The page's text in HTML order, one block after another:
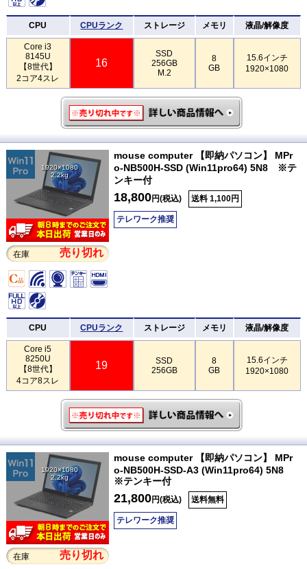
CPU CPUランク ストレージ メモリ 液晶/解像度
Core i3
8145U
【8世代】
2コア4スレ
16
SSD
256GB
M.2
8
GB
15.6インチ
1920×1080
1920×1080
2.2kg
在庫 売り切れ
mouse computer 【即納パソコン】 MPr
o-NB500H-SSD (Win11pro64) 5N8 ※テ
ンキー付
18,800円(税込) 送料 1,100円
テレワーク推奨
CPU CPUランク ストレージ メモリ 液晶/解像度
Core i5
8250U
【8世代】
4コア8スレ
19
SSD
256GB
8
GB
15.6インチ
1920×1080
1920×1080
2.2kg
在庫 売り切れ
mouse computer 【即納パソコン】 MPr
o-NB500H-SSD-A3 (Win11pro64) 5N8
※テンキー付
21,800円(税込) 送料無料
テレワーク推奨